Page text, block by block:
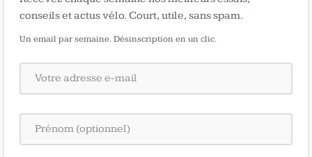
conseils et actus vélo. Court, utile, sans spam.
Un email par semaine. Désinscription en un clic.